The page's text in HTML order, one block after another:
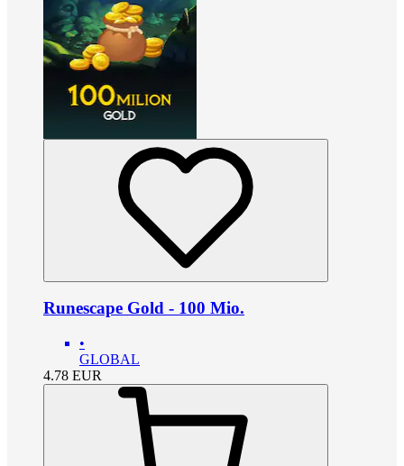
Runescape Gold - 100 Mio.
•
GLOBAL
4.78 EUR